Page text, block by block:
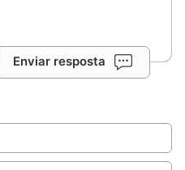
Enviar resposta